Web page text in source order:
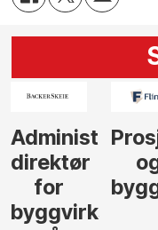
HR-
rådgiver
/